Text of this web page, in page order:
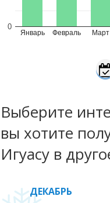
Январь Февраль Март
0
Выберите
вы хотите
Игуасу в
ДЕКАБРЬ